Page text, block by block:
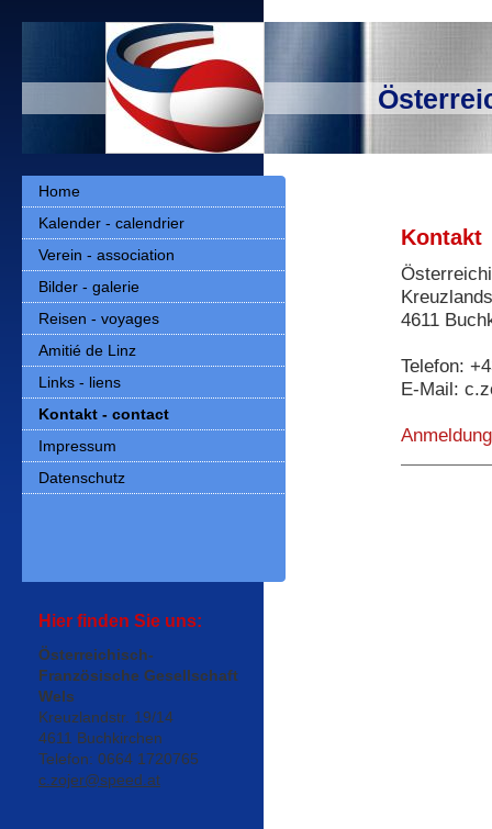
Kontakt
4611
Telefon:
E-Mail:
Home
Kalender - calendrier
Verein - association
Bilder - galerie
Reisen - voyages
Amitié de Linz
Links - liens
Kontakt - contact
Impressum
Datenschutz
Hier finden Sie uns:
Österreichisch-
Französische Gesellschaft
Wels
Kreuzlandstr. 19/14
4611 Buchkirchen
Telefon: 0664 1720765
c.zojer@speed.at